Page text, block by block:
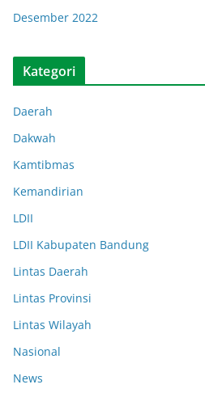
Desember 2022
Kategori
Daerah
Dakwah
Kamtibmas
Kemandirian
LDII
LDII Kabupaten Bandung
Lintas Daerah
Lintas Provinsi
Lintas Wilayah
Nasional
News